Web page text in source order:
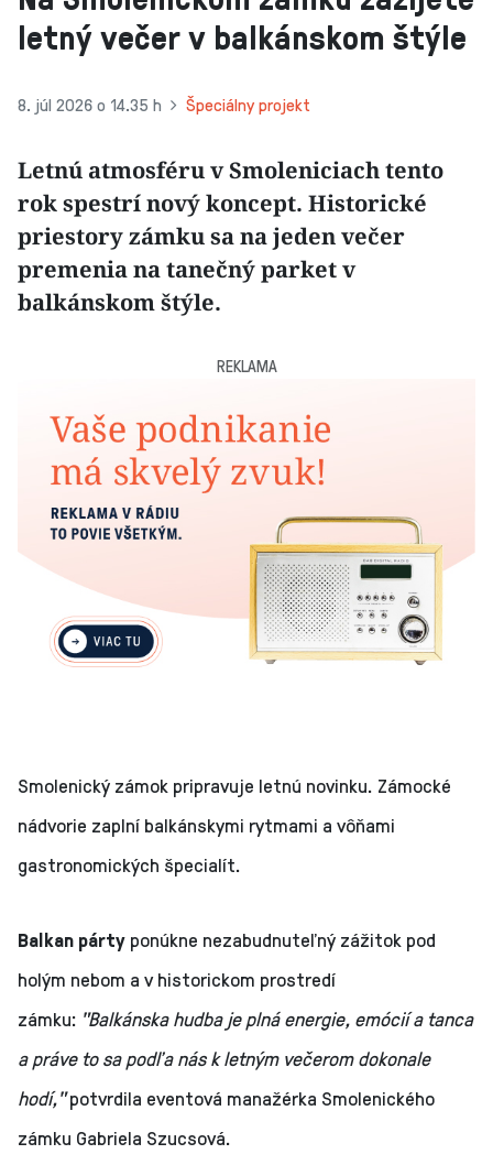
letný večer v balkánskom štýle
8. júl 2026 o 14.35 h Špeciálny projekt
Letnú atmosféru v Smoleniciach tento
rok spestrí nový koncept. Historické
priestory zámku sa na jeden večer
premenia na tanečný parket v
balkánskom štýle.
REKLAMA
Smolenický zámok pripravuje letnú novinku. Zámocké
nádvorie zaplní balkánskymi rytmami a vôňami
gastronomických špecialít.
Balkan párty ponúkne nezabudnuteľný zážitok pod
holým nebom a v historickom prostredí
zámku: "Balkánska hudba je plná energie, emócií a tanca
a práve to sa podľa nás k letným večerom dokonale
hodí,"potvrdila eventová manažérka Smolenického
zámku Gabriela Szucsová.